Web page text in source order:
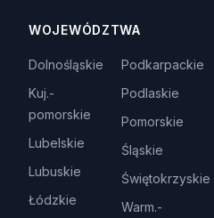
WOJEWÓDZTWA
Dolnośląskie
Kuj.-
pomorskie
Lubelskie
Lubuskie
Łódzkie
Podkarpackie
Podlaskie
Pomorskie
Śląskie
Świętokrzyskie
Warm.-